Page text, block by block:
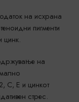
на исхрана
пигменти
цинк.
на
C, E и цинкот
стрес.